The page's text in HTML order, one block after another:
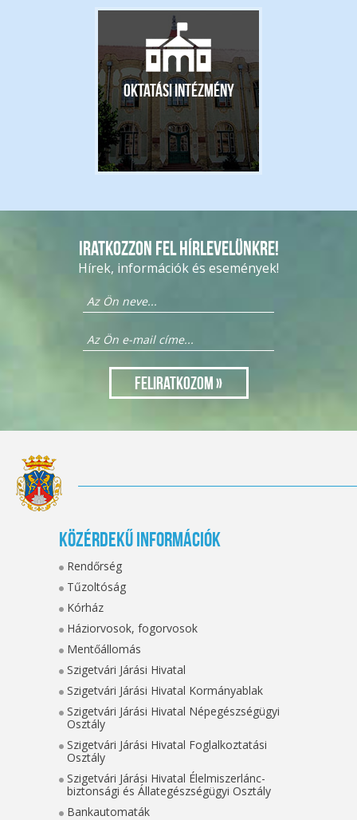
Oktatási intézmény
Iratkozzon fel hírlevelünkre!
Hírek, információk és események!
Közérdekű információk
Rendőrség
Tűzoltóság
Kórház
Háziorvosok, fogorvosok
Mentőállomás
Szigetvári Járási Hivatal
Szigetvári Járási Hivatal Kormányablak
Szigetvári Járási Hivatal Népegészségügyi
Osztály
Szigetvári Járási Hivatal Foglalkoztatási
Osztály
Szigetvári Járási Hivatal Élelmiszerlánc-
biztonsági és Állategészségügyi Osztály
Bankautomaták